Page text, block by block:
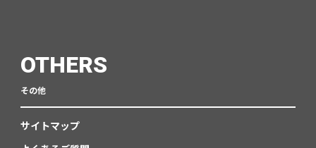
OTHERS
その他
サイトマップ